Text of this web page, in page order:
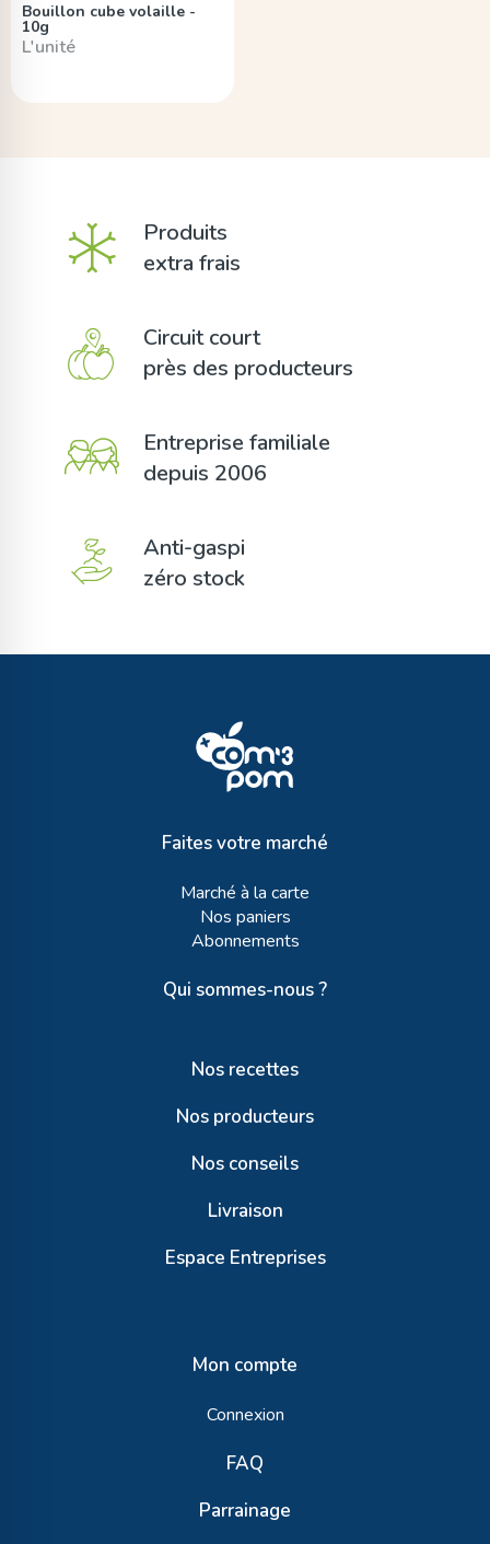
Bouillon cube volaille -
10g
L'unité
Produits
extra frais
Circuit court
près des producteurs
Entreprise familiale
depuis 2006
Anti-gaspi
zéro stock
Faites votre marché
Marché à la carte
Nos paniers
Abonnements
Qui sommes-nous ?
Nos recettes
Nos producteurs
Nos conseils
Livraison
Espace Entreprises
Mon compte
Connexion
FAQ
Parrainage